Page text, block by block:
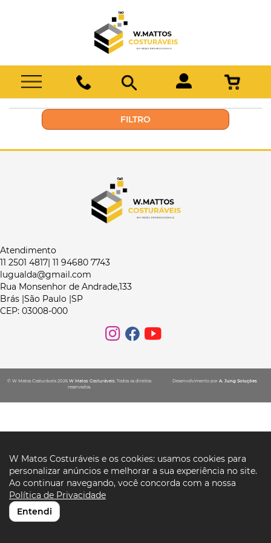
FILTRO
Atendimento
11 2501 4817| 11 94680 7743
lugualda@gmail.com
Rua Monsenhor de Andrade,133
Brás |São Paulo |SP
CEP: 03008-000
© W Matos Costuráveis 2026 W Matos Costuráveis. Todos os direitos
reservados.
Desenvolvimento por A. Jung Soluções
W Matos Costuráveis e os cookies: usamos cookies para
personalizar anúncios e melhorar a sua experiência no site.
Ao continuar navegando, você concorda com a nossa
Política de Privacidade
Entendi